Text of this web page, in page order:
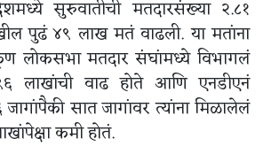
सुरुवातीची मतदारसंख्या २.८१
पुढं ४९ लाख मतं वाढली. या मतांना
लोकसभा मतदार संघांमध्ये विभागलं
लाखांची वाढ होते आणि एनडीएनं
सात जागांवर त्यांना मिळालेलं
कमी होतं.